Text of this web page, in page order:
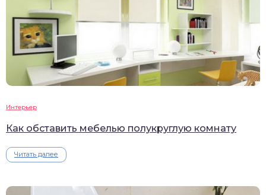
Интерьер
Как обставить мебелью полукруглую комнату
Читать далее